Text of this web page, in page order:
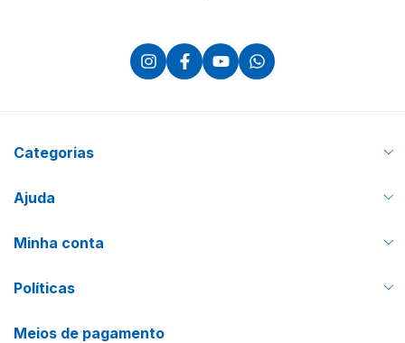
Categorias
Ajuda
Minha conta
Políticas
Meios de pagamento